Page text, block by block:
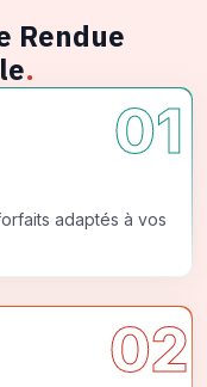
Rendue
.
01
adaptés à vos
02